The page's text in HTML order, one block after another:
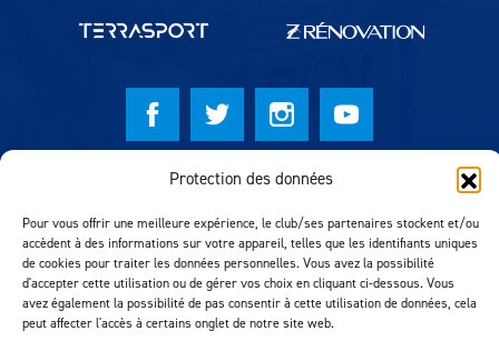
Protection des données
Pour vous offrir une meilleure expérience, le club/ses partenaires stockent et/ou
accèdent à des informations sur votre appareil, telles que les identifiants uniques
de cookies pour traiter les données personnelles. Vous avez la possibilité
d'accepter cette utilisation ou de gérer vos choix en cliquant ci-dessous. Vous
avez également la possibilité de pas consentir à cette utilisation de données, cela
peut affecter l'accès à certains onglet de notre site web.
© Lausanne Sport Football Club 2026
Réalisation MTM Agency